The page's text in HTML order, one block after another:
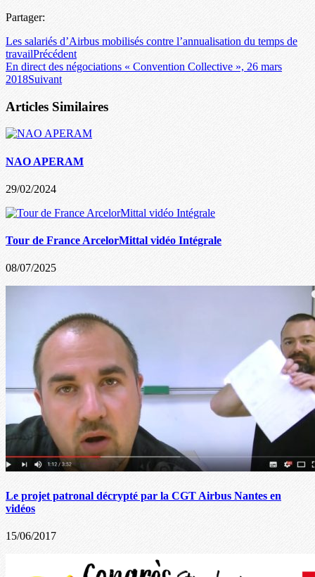
Partager:
Les salariés d’Airbus mobilisés contre l’annualisation du temps de
travailPrécédent
En direct des négociations « Convention Collective », 26 mars
2018Suivant
Articles Similaires
NAO APERAM
29/02/2024
Tour de France ArcelorMittal vidéo Intégrale
08/07/2025
Le projet patronal décrypté par la CGT Airbus Nantes en
vidéos
15/06/2017